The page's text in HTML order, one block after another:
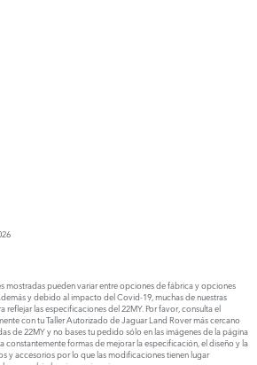
mostradas pueden variar entre opciones de fábrica y opciones
y debido al impacto del Covid-19, muchas de nuestras
reflejar las especificaciones del 22MY. Por favor, consulta el
con tu Taller Autorizado de Jaguar Land Rover más cercano
de 22MY y no bases tu pedido sólo en las imágenes de la página
constantemente formas de mejorar la especificación, el diseño y la
y accesorios por lo que las modificaciones tienen lugar